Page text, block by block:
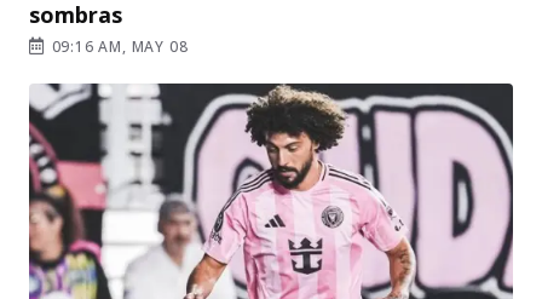
sombras
09:16 AM, MAY 08